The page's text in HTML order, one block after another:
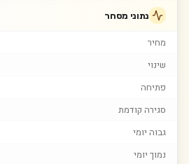
נתוני מסחר
מחיר
שינוי
פתיחה
סגירה קודמת
גבוה יומי
נמוך יומי